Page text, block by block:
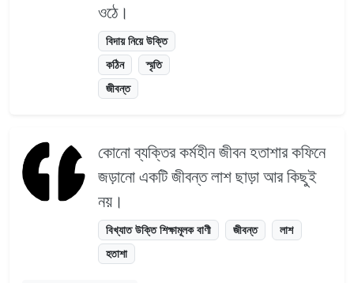
ওঠে।
বিদায় নিয়ে উক্তি
কঠিন
স্মৃতি
জীবন্ত
কোনো ব্যক্তির কর্মহীন জীবন হতাশার কফিনে
জড়ানো একটি জীবন্ত লাশ ছাড়া আর কিছুই
নয়।
বিখ্যাত উক্তি শিক্ষামূলক বাণী জীবন্ত
লাশ
হতাশা